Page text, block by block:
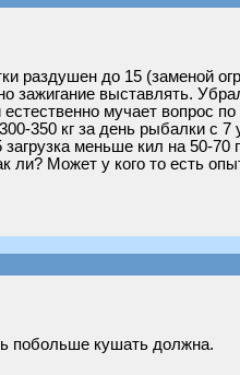
раздушен до 15 (заменой
зажигание выставлять.
мучает вопрос
350 кг за день рыбалки
меньше кил на 50-
Может у кого то есть
побольше кушать должна.